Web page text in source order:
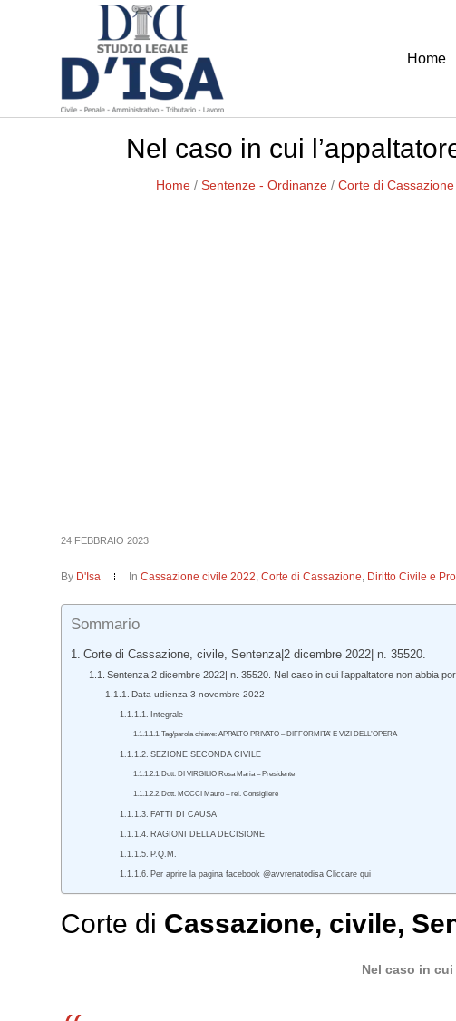
Home
Nel caso in cui
Home / Sentenze - Ordinanze / Corte di Cassazione
24 FEBBRAIO 2023
By D'Isa InCassazione civile 2022,Corte di Cassazione, Diritto Civile e
Sommario
Corte di Cassazione, civile, Sentenza|2 dicembre 2022| n. 35520.
Sentenza|2 dicembre 2022| n. 35520. Nel caso in cui l’appaltatore non abbia
Data udienza 3 novembre 2022
Integrale
Tag/parola chiave: APPALTO PRIVATO – DIFFORMITA’ E VIZI DELL’OPERA
SEZIONE SECONDA CIVILE
Dott. DI VIRGILIO Rosa Maria – Presidente
Dott. MOCCI Mauro – rel. Consigliere
FATTI DI CAUSA
RAGIONI DELLA DECISIONE
P.Q.M.
Per aprire la pagina facebook @avvrenatodisa Cliccare qui
Corte di Cassazione, civile,
Nel caso in cui